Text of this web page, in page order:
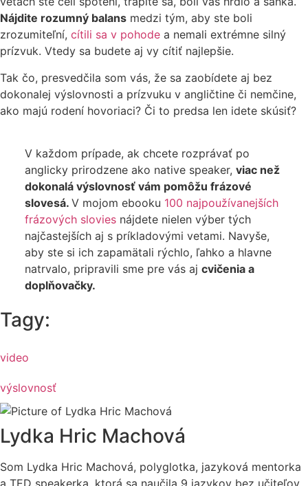
Nájdite rozumný balans medzi tým, aby ste boli
zrozumiteľní, cítili sa v pohode a nemali extrémne silný
prízvuk. Vtedy sa budete aj vy cítiť najlepšie.
Tak čo, presvedčila som vás, že sa zaobídete aj bez
dokonalej výslovnosti a prízvuku v angličtine či nemčine,
ako majú rodení hovoriaci? Či to predsa len idete skúsiť?
V každom prípade, ak chcete rozprávať po
anglicky prirodzene ako native speaker, viac než
dokonalá výslovnosť vám pomôžu frázové
slovesá. V mojom ebooku 100 najpoužívanejších
frázových sloviesnájdete nielen výber tých
najčastejších aj s príkladovými vetami. Navyše,
aby ste si ich zapamätali rýchlo, ľahko a hlavne
natrvalo, pripravili sme pre vás aj cvičenia a
doplňovačky.
Tagy:
video
výslovnosť
Lydka Hric Machová
Som Lydka Hric Machová, polyglotka, jazyková mentorka